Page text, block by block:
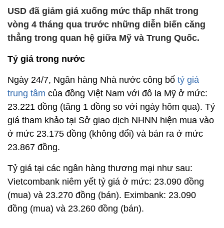
USD đã giảm giá xuống mức thấp nhất trong
vòng 4 tháng qua trước những diễn biến căng
thẳng trong quan hệ giữa Mỹ và Trung Quốc.
Tỷ giá trong nước
Ngày 24/7, Ngân hàng Nhà nước công bố tỷ giá
trung tâm của đồng Việt Nam với đô la Mỹ ở mức:
23.221 đồng (tăng 1 đồng so với ngày hôm qua). Tỷ
giá tham khảo tại Sở giao dịch NHNN hiện mua vào
ở mức 23.175 đồng (không đổi) và bán ra ở mức
23.867 đồng.
Tỷ giá tại các ngân hàng thương mại như sau:
Vietcombank niêm yết tỷ giá ở mức: 23.090 đồng
(mua) và 23.270 đồng (bán). Eximbank: 23.090
đồng (mua) và 23.260 đồng (bán).